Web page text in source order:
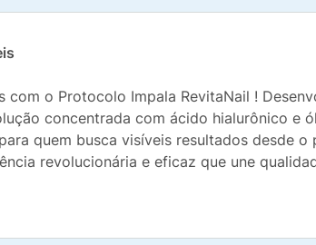
com o Protocolo Impala RevitaNail !
concentrada com ácido hialurônico e
quem busca visíveis resultados desde
revolucionária e eficaz que une